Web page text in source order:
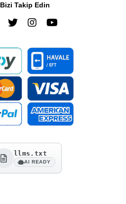
Bizi Takip Edin
llms.txt
AI READY